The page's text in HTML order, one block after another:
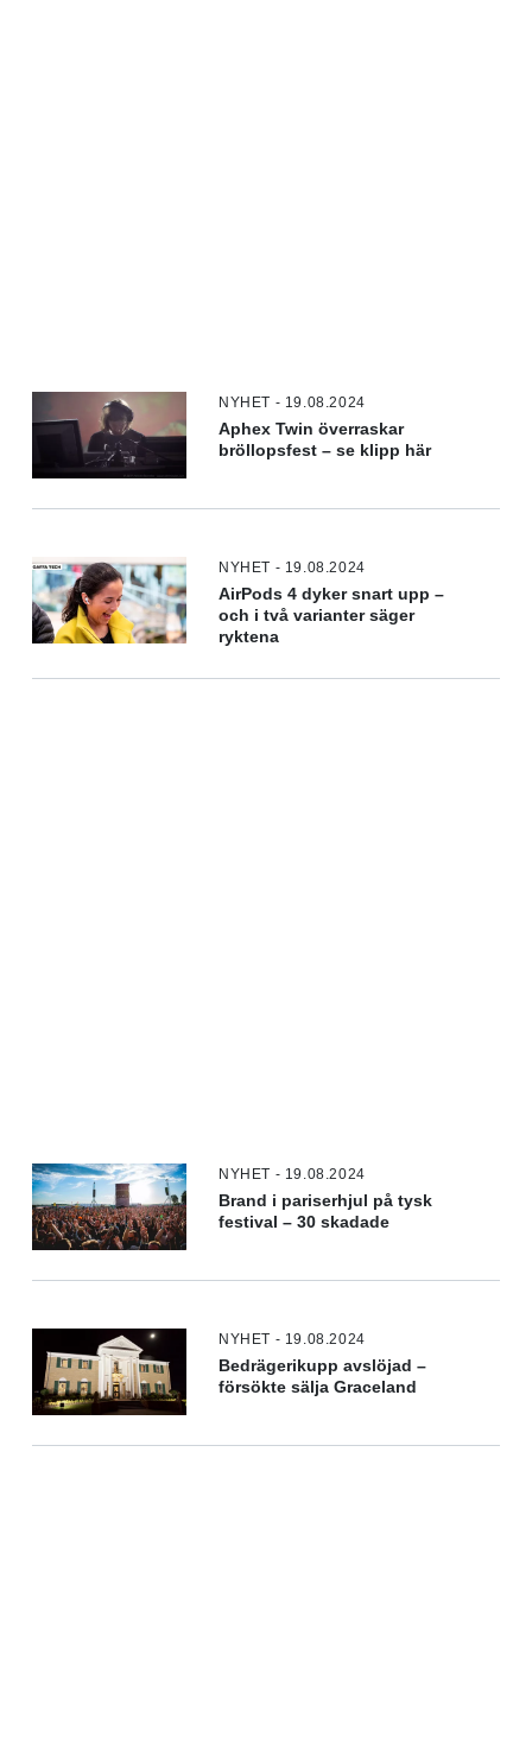
NYHET - 19.08.2024
Aphex Twin överraskar
bröllopsfest – se klipp här
NYHET - 19.08.2024
AirPods 4 dyker snart upp –
och i två varianter säger
ryktena
NYHET - 19.08.2024
Brand i pariserhjul på tysk
festival – 30 skadade
NYHET - 19.08.2024
Bedrägerikupp avslöjad –
försökte sälja Graceland